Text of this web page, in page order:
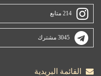
214 متابع
3045 مشترك
القائمة البريدية